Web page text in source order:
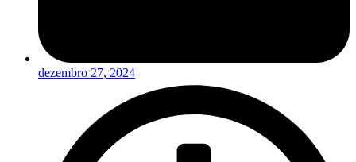
dezembro 27, 2024